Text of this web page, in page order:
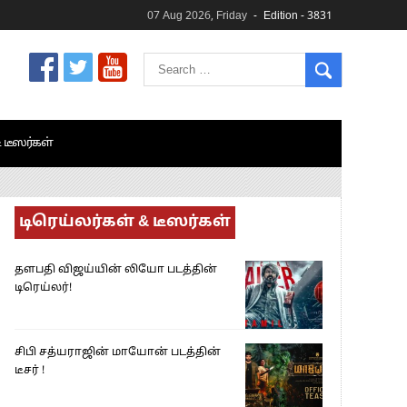
07 Aug 2026, Friday Edition - 3831
டீஸர்கள்
டிரெய்லர்கள் & டீஸர்கள்
தளபதி விஜய்யின் லியோ படத்தின்
டிரெய்லர்!
சிபி சத்யராஜின் மாயோன் படத்தின்
டீசர் !